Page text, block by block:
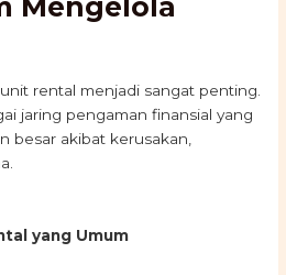
rental menjadi sangat penting.
jaring pengaman finansial yang
besar akibat kerusakan,
yang Umum